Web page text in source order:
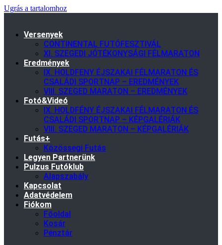
Ugrás a tartalomhoz
Versenyek
CONTINENTAL FUTÓFESZTIVÁL
XI. SZEGEDI JÓTÉKONYSÁGI FÉLMARATON
Eredmények
IX. HOLDFENY ÉJSZAKAI FÉLMARATON ÉS
CSALÁDI SPORTNAP – EREDMÉNYEK
VIII. SZEGED MARATON – EREDMÉNYEK
Fotó&Videó
IX. HOLDFÉNY ÉJSZAKAI FÉLMARATON ÉS
CSALÁDI SPORTNAP – KÉPGALÉRIÁK
VIII. SZEGED MARATON – KÉPGALÉRIÁK
Futás+
Közössegi Futás
Legyen Partnerünk
Pulzus Futóklub
Alapszabály
Kapcsolat
Adatvédelem
Fiókom
Főoldal
Kosár
Pénztár